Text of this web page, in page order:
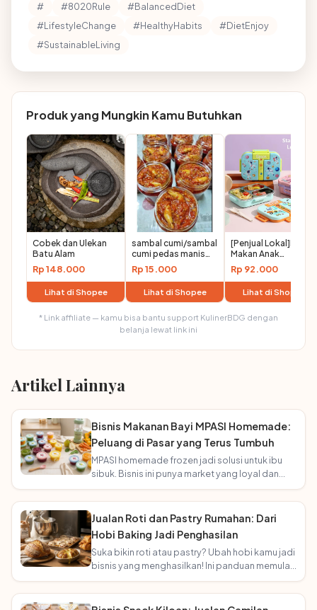
# #8020Rule
#BalancedDiet
#LifestyleChange
#HealthyHabits
#DietEnjoy
#SustainableLiving
Produk yang Mungkin Kamu Butuhkan
Cobek dan Ulekan
Batu Alam
Rp 148.000
Lihat di Shopee
sambal cumi/sambal
cumi pedas manis
gurih
Rp 15.000
Lihat di Shopee
[Penjual Lokal]Kotak
Makan Anak
Stainless Lunch Box
Sekat Motif Lucu
Sekolah Anti Bocor
Rp 92.000
Lihat di Shopee
* Link affiliate — kamu bisa bantu support KulinerBDG dengan
belanja lewat link ini
Artikel Lainnya
Bisnis Makanan Bayi MPASI Homemade:
Peluang di Pasar yang Terus Tumbuh
MPASI homemade frozen jadi solusi untuk ibu
sibuk. Bisnis ini punya market yang loyal dan
terus bertambah seiring angka kelahiran!
Jualan Roti dan Pastry Rumahan: Dari
Hobi Baking Jadi Penghasilan
Suka bikin roti atau pastry? Ubah hobi kamu jadi
bisnis yang menghasilkan! Ini panduan memulai
usaha bakery rumahan.